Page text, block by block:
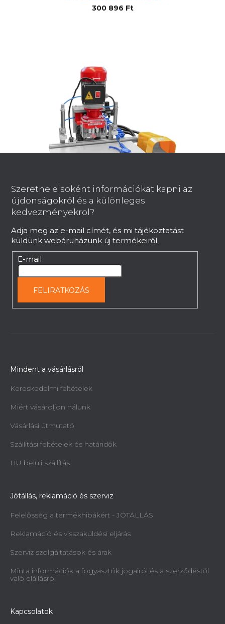
300 896 Ft
Pneumatikus fúró ajtózárházhoz
Holzmann BBM35PNEU 230V
Rendelésre, 2 héten belül
449 631 Ft
9 999 Ft
Szeretne elsoként információkat kapni az
újdonságokról és a különleges
kedvezményekrol?
Adja meg az e-mail címét, és mi tájékoztatást
küldünk webáruházunk új termékeiről.
E-mail
FELIRATKOZÁS
Mindent a vásárlásról
Kereskedelmi feltételek
Miért vásároljon nálunk
Vásárlási útmutató
Szállítási feltételek és határidők
HU belüli szállítás
Jótállás, reklamáció és szerviz
Felelősség a termékhibákért - JÓTÁLLÁS
Reklamáció és visszaküldési eljárás
Szerviz szolgáltatások és árak
Minta információk a fogyasztók jogairól és a szerződéstől
való elállásról
Kapcsolatok